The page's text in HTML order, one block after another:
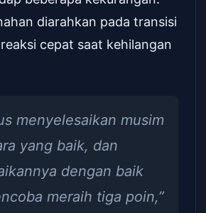
diarahkan pada transisi
cepat saat kehilangan
menyelesaikan musim
yang baik, dan
dengan baik
meraih tiga poin,”